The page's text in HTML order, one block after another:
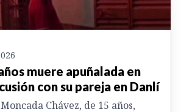
muere apuñalada en
con su pareja en Danlí
Chávez, de 15 años,